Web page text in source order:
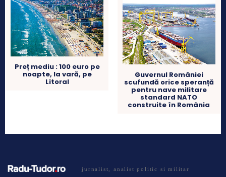
Preț mediu : 100 euro pe
noapte, la vară, pe
Litoral
Guvernul României
scufundă orice speranță
pentru nave militare
standard NATO
construite în România
jurnalist, analist politic si militar